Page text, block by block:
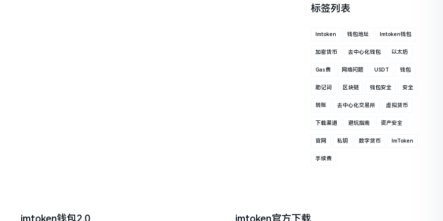
标签列表
Imtoken 钱包地址 Imtoken钱包
加密货币 去中心化钱包 以太坊
Gas费 网络问题 USDT 钱包
助记词 区块链 钱包安全 安全
转账 去中心化交易所 虚拟货币
下载渠道 避坑指南 资产安全
官网 私钥 数字货币 ImToken
手续费